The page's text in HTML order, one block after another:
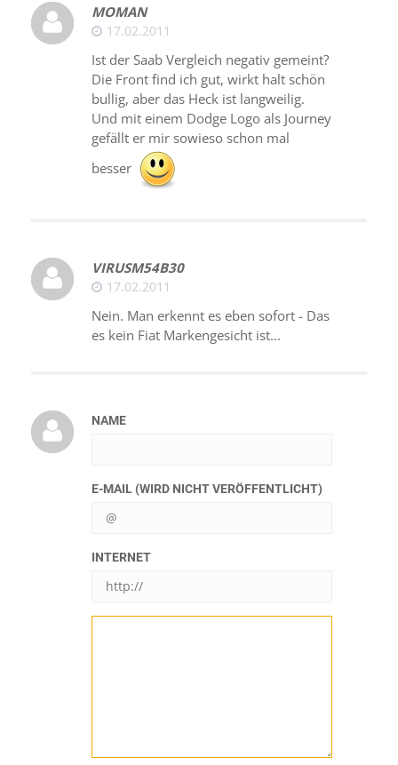
MOMAN
17.02.2011
Ist der Saab Vergleich negativ gemeint?
Die Front find ich gut, wirkt halt schön
bullig, aber das Heck ist langweilig.
Und mit einem Dodge Logo als Journey
gefällt er mir sowieso schon mal
besser
VIRUSM54B30
17.02.2011
Nein. Man erkennt es eben sofort - Das
es kein Fiat Markengesicht ist...
NAME
E-MAIL (WIRD NICHT VERÖFFENTLICHT)
INTERNET